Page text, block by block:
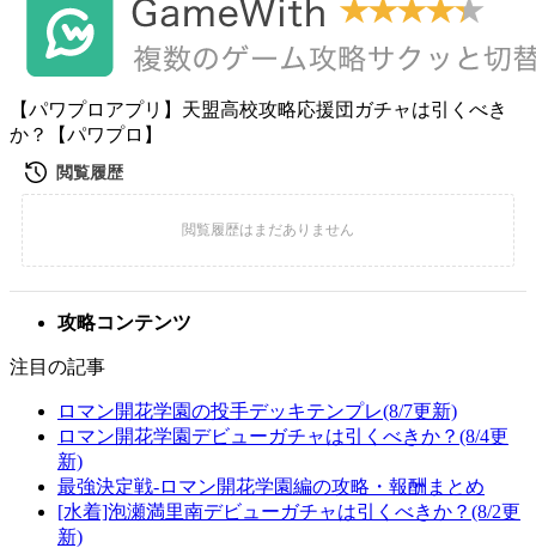
【パワプロアプリ】天盟高校攻略応援団ガチャは引くべき
か？【パワプロ】
攻略コンテンツ
注目の記事
ロマン開花学園の投手デッキテンプレ(8/7更新)
ロマン開花学園デビューガチャは引くべきか？(8/4更
新)
最強決定戦-ロマン開花学園編の攻略・報酬まとめ
[水着]泡瀬満里南デビューガチャは引くべきか？(8/2更
新)